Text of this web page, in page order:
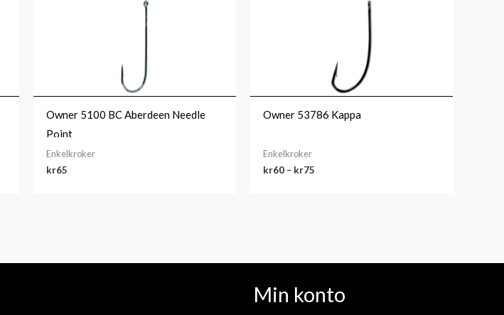
Owner 5100 BC Aberdeen Needle
Point
Enkelkroker
kr65
Owner 53786 Kappa
Enkelkroker
kr60 – kr75
Min konto